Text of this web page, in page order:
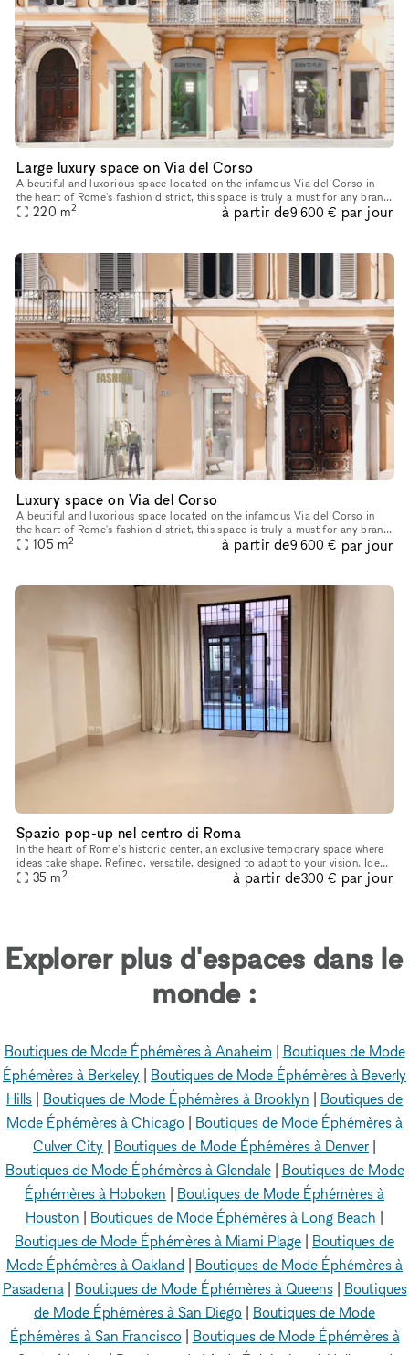
Large luxury space on Via del Corso
A beutiful and luxorious space located on the infamous Via del Corso in
the heart of Rome's fashion district​​​​,​​​​ this space is truly a must for any brand
that wants to get attention in the capit
220 m2 à partir de9 600 € par jour
Luxury space on Via del Corso
A beutiful and luxorious space located on the infamous Via del Corso in
the heart of Rome's fashion district​​​,​​​ this space is truly a must for any brand
that wants to get attention in the capital
105 m2 à partir de9 600 € par jour
Spazio pop-up nel centro di Roma
In the heart of Rome’s historic center, an exclusive temporary space where
ideas take shape. Refined, versatile, designed to adapt to your vision. Ideal
for: Shootings, Events, Exhibitions, Presentat
35 m2 à partir de300 € par jour
Explorer plus d'espaces dans le
monde :
Boutiques de Mode Éphémères à Anaheim| Boutiques de Mode
Éphémères à Berkeley | Boutiques de Mode Éphémères à Beverly
Hills | Boutiques de Mode Éphémères à Brooklyn | Boutiques de
Mode Éphémères à Chicago | Boutiques de Mode Éphémères à
Culver City | Boutiques de Mode Éphémères à Denver |
Boutiques de Mode Éphémères à Glendale| Boutiques de Mode
Éphémères à Hoboken | Boutiques de Mode Éphémères à
Houston | Boutiques de Mode Éphémères à Long Beach |
Boutiques de Mode Éphémères à Miami Plage | Boutiques de
Mode Éphémères à Oakland | Boutiques de Mode Éphémères à
Pasadena | Boutiques de Mode Éphémères à Queens| Boutiques
de Mode Éphémères à San Diego | Boutiques de Mode
Éphémères à San Francisco| Boutiques de Mode Éphémères à